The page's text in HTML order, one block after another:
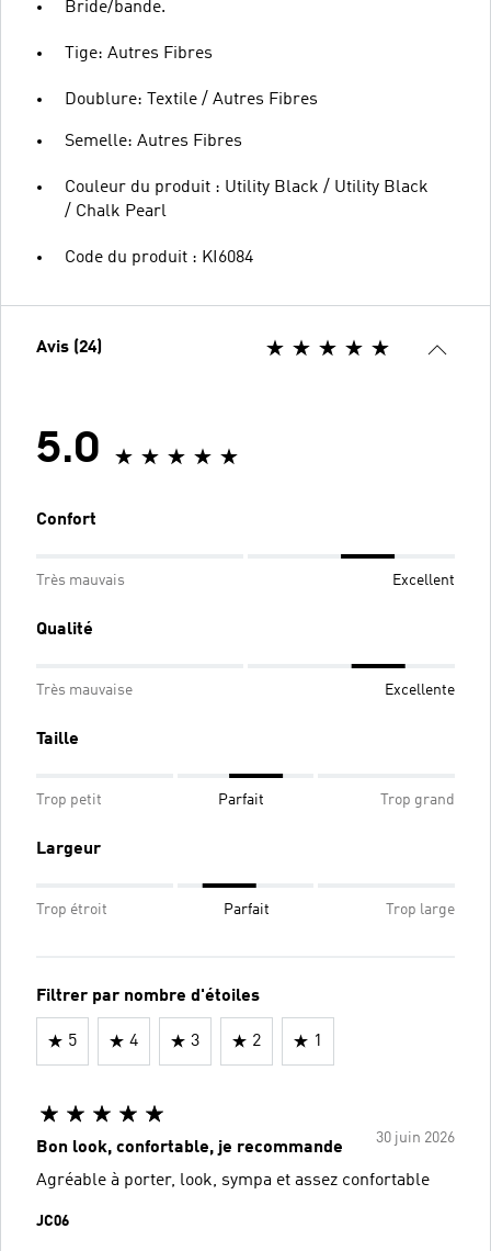
Bride/bande.
Tige: Autres Fibres
Doublure: Textile / Autres Fibres
Semelle: Autres Fibres
Couleur du produit : Utility Black / Utility Black
/ Chalk Pearl
Code du produit : KI6084
Avis (24)
5.0
Confort
Très mauvais Excellent
Qualité
Très mauvaise Excellente
Taille
Trop petit Parfait Trop grand
Largeur
Trop étroit Parfait Trop large
Filtrer par nombre d'étoiles
5 4 3 2 1
30 juin 2026
Bon look, confortable, je recommande
Agréable à porter, look, sympa et assez confortable
JC06